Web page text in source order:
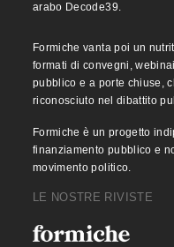
arabo Decode39.
Formiche vanta poi un
formati di convegni,
pubblico e a porte chiuse,
riconosciuto nel dibattito
Formiche è un progetto
finanziamento pubblico e
movimento politico.
LE NOSTRE RIVISTE